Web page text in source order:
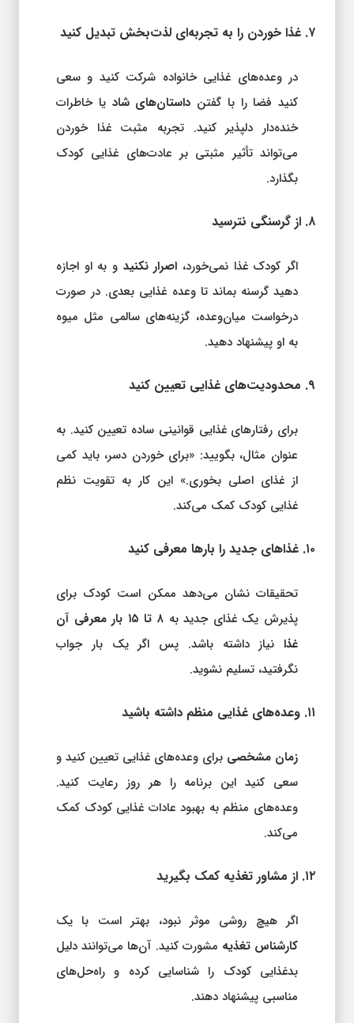
۷. غذا خوردن را به تجربه‌ای لذت‌بخش تبدیل کنید
در وعده‌های غذایی خانواده شرکت کنید و سعی
کنید فضا را با گفتن داستان‌های شاد یا خاطرات
خنده‌دار دلپذیر کنید. تجربه مثبت غذا خوردن
می‌تواند تأثیر مثبتی بر عادت‌های غذایی کودک
بگذارد.
۸. از گرسنگی نترسید
اگر کودک غذا نمی‌خورد، اصرار نکنید و به او اجازه
دهید گرسنه بماند تا وعده غذایی بعدی. در صورت
درخواست میان‌وعده، گزینه‌های سالمی مثل میوه
به او پیشنهاد دهید.
۹. محدودیت‌های غذایی تعیین کنید
برای رفتارهای غذایی قوانینی ساده تعیین کنید. به
عنوان مثال، بگویید: «برای خوردن دسر، باید کمی
از غذای اصلی بخوری.» این کار به تقویت نظم
غذایی کودک کمک می‌کند.
۱۰. غذاهای جدید را بارها معرفی کنید
تحقیقات نشان می‌دهد ممکن است کودک برای
پذیرش یک غذای جدید به
۸ تا ۱۵ بار معرفی آن
غذا نیاز داشته باشد. پس اگر یک بار جواب
نگرفتید، تسلیم نشوید.
۱۱. وعده‌های غذایی منظم داشته باشید
زمان مشخصی برای وعده‌های غذایی تعیین کنید و
سعی کنید این برنامه را هر روز رعایت کنید.
وعده‌های منظم به بهبود عادات غذایی کودک کمک
می‌کند.
۱۲. از مشاور تغذیه کمک بگیرید
اگر هیچ روشی موثر نبود، بهتر است با یک
کارشناس تغذیه مشورت کنید. آن‌ها می‌توانند دلیل
بدغذایی کودک را شناسایی کرده و راه‌حل‌های
مناسبی پیشنهاد دهند.